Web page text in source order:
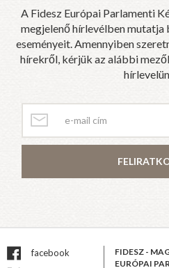
A Fidesz Európai Parlamenti
megjelenő hírlevélben mutatja
eseményeit. Amennyiben
hírekről, kérjük az alábbi
facebook
FIDESZ -
EURÓPAI